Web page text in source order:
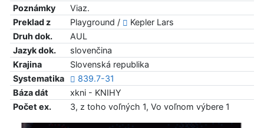
Poznámky
Viaz.
Preklad z
Playground /
Kepler Lars
Druh dok.
AUL
Jazyk dok.
slovenčina
Krajina
Slovenská republika
Systematika
839.7-31
Báza dát
xkni - KNIHY
Počet ex.
3, z toho voľných 1, Vo voľnom výbere 1